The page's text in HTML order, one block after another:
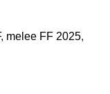
, melee FF 2025,